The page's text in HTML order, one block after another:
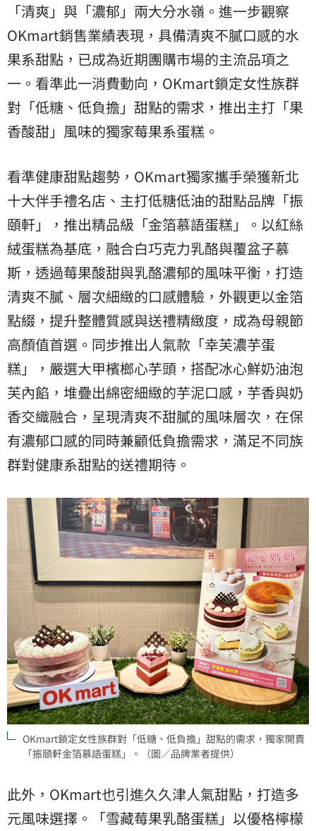
「清爽」與「濃郁」兩大分水嶺。進一步觀察
OKmart銷售業績表現，具備清爽不膩口感的水
果系甜點，已成為近期團購市場的主流品項之
一。看準此一消費動向，OKmart鎖定女性族群
對「低糖、低負擔」甜點的需求，推出主打「果
香酸甜」風味的獨家莓果系蛋糕。
看準健康甜點趨勢，OKmart獨家攜手榮獲新北
十大伴手禮名店、主打低糖低油的甜點品牌「振
頤軒」，推出精品級「金箔慕語蛋糕」。以紅絲
絨蛋糕為基底，融合白巧克力乳酪與覆盆子慕
斯，透過莓果酸甜與乳酪濃郁的風味平衡，打造
清爽不膩、層次細緻的口感體驗，外觀更以金箔
點綴，提升整體質感與送禮精緻度，成為母親節
高顏值首選。同步推出人氣款「幸芙濃芋蛋
糕」，嚴選大甲檳榔心芋頭，搭配冰心鮮奶油泡
芙內餡，堆疊出綿密細緻的芋泥口感，芋香與奶
香交織融合，呈現清爽不甜膩的風味層次，在保
有濃郁口感的同時兼顧低負擔需求，滿足不同族
群對健康系甜點的送禮期待。
OKmart鎖定女性族群對「低糖、低負擔」甜點的需求，獨家開賣
「振頤軒金箔慕語蛋糕」。（圖／品牌業者提供）
此外，OKmart也引進久久津人氣甜點，打造多
元風味選擇。「雪藏莓果乳酪蛋糕」以優格檸檬